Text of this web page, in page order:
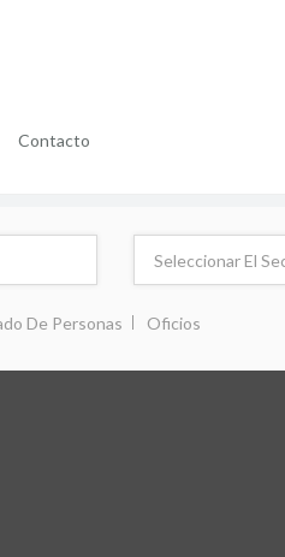
Contacto
De Personas Oficios